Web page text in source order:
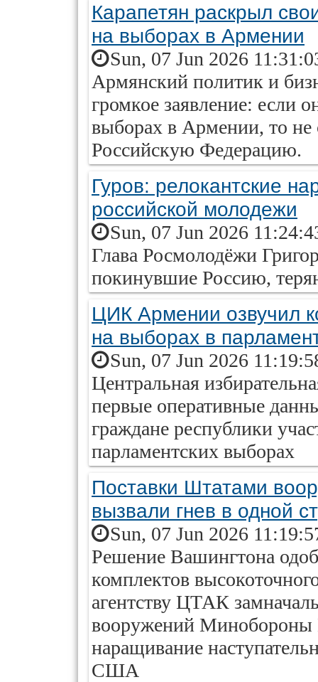
Карапетян раскрыл
на выборах в Армении
Sun, 07 Jun 2026
Армянский политик и
громкое заявление: если
выборах в Армении, то не
Российскую Федерацию.
Гуров: релокантские
российской молодежи
Sun, 07 Jun 2026
Глава Росмолодёжи
покинувшие Россию,
ЦИК Армении озвучил
на выборах в
Sun, 07 Jun 2026
Центральная
первые оперативные
граждане республики
парламентских выборах
Поставки Штатами
вызвали гнев в одной
Sun, 07 Jun 2026
Решение Вашингтона
комплектов
агентству ЦТАК
вооружений Минобороны
наращивание
США